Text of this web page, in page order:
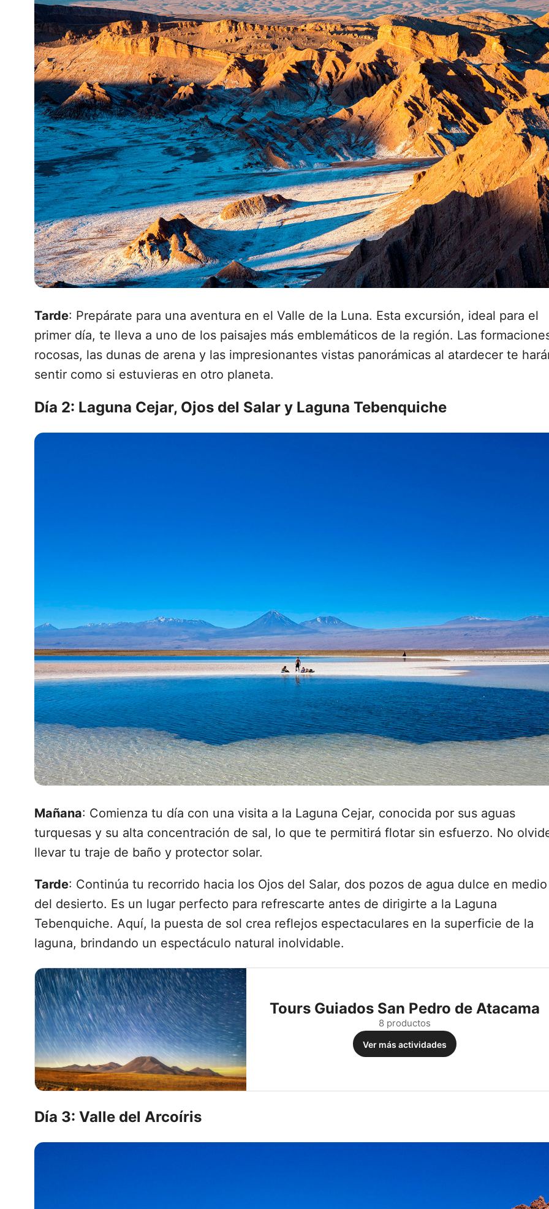
Tarde: Prepárate para una aventura en el Valle de la Luna. Esta excursión, ideal para el
primer día, te lleva a uno de los paisajes más emblemáticos de la región. Las
rocosas, las dunas de arena y las impresionantes vistas panorámicas al atardecer te
sentir como si estuvieras en otro planeta.
Día 2: Laguna Cejar, Ojos del Salar y Laguna Tebenquiche
Mañana: Comienza tu día con una visita a la Laguna Cejar, conocida por sus aguas
turquesas y su alta concentración de sal, lo que te permitirá flotar sin esfuerzo. No
llevar tu traje de baño y protector solar.
Tarde: Continúa tu recorrido hacia los Ojos del Salar, dos pozos de agua dulce en medio
del desierto. Es un lugar perfecto para refrescarte antes de dirigirte a la Laguna
Tebenquiche. Aquí, la puesta de sol crea reflejos espectaculares en la superficie de la
laguna, brindando un espectáculo natural inolvidable.
Tours Guiados San Pedro de Atacama
8 productos
Ver más actividades
Día 3: Valle del Arcoíris